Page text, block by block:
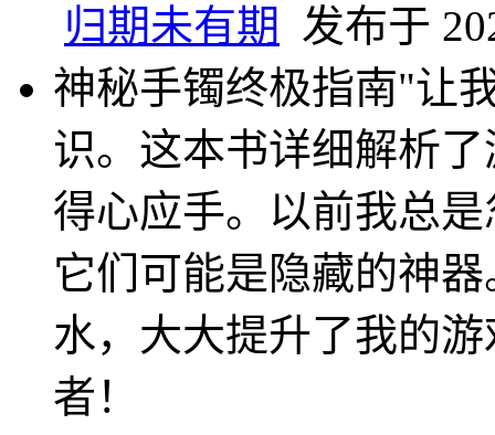
归期未有期
发布于
神秘手镯终极指南"让
识。这本书详细解析
得心应手。以前我总
它们可能是隐藏的神
水，大大提升了我的
者！